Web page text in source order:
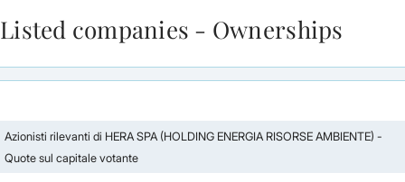
Skip to Main Content
Listed companies - Ownerships
Azionisti rilevanti di HERA SPA (HOLDING ENERGIA RISORSE AMBIENTE) -
Quote sul capitale votante